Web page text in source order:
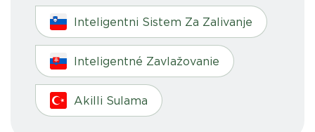
Inteligentni Sistem Za Zalivanje
Inteligentné Zavlažovanie
Akilli Sulama